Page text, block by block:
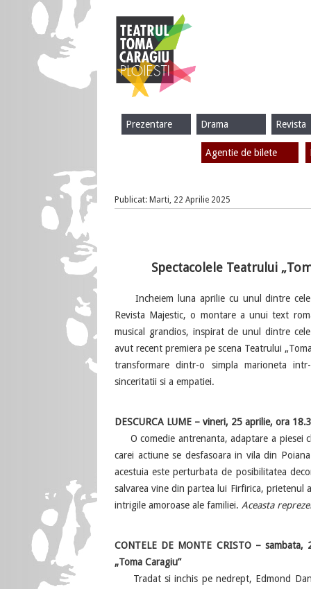
Revista
Drama
Prezentare
Agentie de bilete
Publicat: Marti, 22 Aprilie 2025
Spectacolele Teatrului
Incheiem luna aprilie cu unul dintre cele
Revista Majestic, o montare a unui text
musical grandios, inspirat de unul dintre
avut recent premiera pe scena Teatrului
transformare dintr-o simpla marioneta
sinceritatii si a empatiei.
DESCURCA LUME – vineri, 25 aprilie, ora
O comedie antrenanta, adaptare a piesei
carei actiune se desfasoara in vila din
acestuia este perturbata de posibilitatea
salvarea vine din partea lui Firfirica, prietenul
intrigile amoroase ale familiei. Aceasta
CONTELE DE MONTE CRISTO –
„Toma Caragiu”
Tradat si inchis pe nedrept, Edmond